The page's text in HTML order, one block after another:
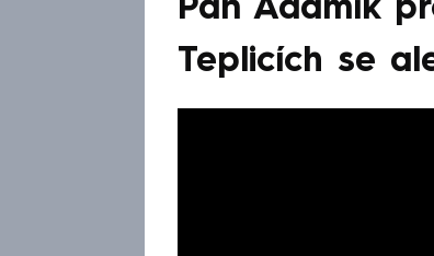
Pan Adamík
Teplicích se